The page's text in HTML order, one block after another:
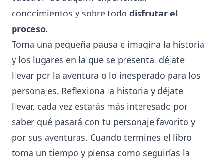
conocimientos y sobre todo disfrutar el
proceso.
Toma una pequeña pausa e imagina la historia
y los lugares en la que se presenta, déjate
llevar por la aventura o lo inesperado para los
personajes. Reflexiona la historia y déjate
llevar, cada vez estarás más interesado por
saber qué pasará con tu personaje favorito y
por sus aventuras. Cuando termines el libro
toma un tiempo y piensa como seguirías la